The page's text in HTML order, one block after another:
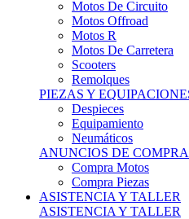
Motos R
Motos De Carretera
Scooters
Remolques
PIEZAS Y EQUIPACIONES
Despieces
Equipamiento
Neumáticos
ANUNCIOS DE COMPRA
Compra Motos
Compra Piezas
ASISTENCIA Y TALLER
ASISTENCIA Y TALLER
Camiones